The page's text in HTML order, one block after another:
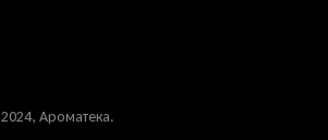
2024, Ароматека.